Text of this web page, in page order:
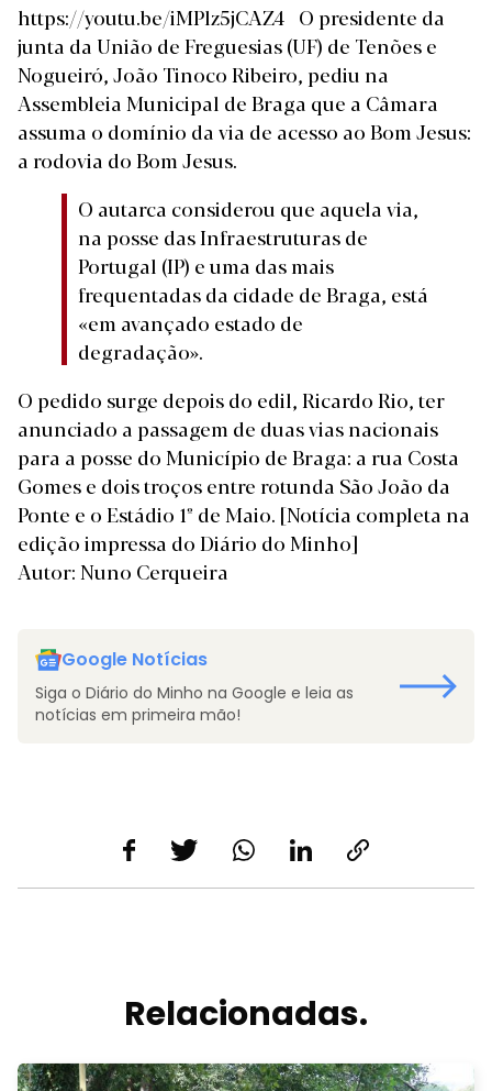
https://youtu.be/iMPlz5jCAZ4 O presidente da
junta da União de Freguesias (UF) de Tenões e
Nogueiró, João Tinoco Ribeiro, pediu na
Assembleia Municipal de Braga que a Câmara
assuma o domínio da via de acesso ao Bom Jesus:
a rodovia do Bom Jesus.
O autarca considerou que aquela via,
na posse das Infraestruturas de
Portugal (IP) e uma das mais
frequentadas da cidade de Braga, está
«em avançado estado de
degradação».
O pedido surge depois do edil, Ricardo Rio, ter
anunciado a passagem de duas vias nacionais
para a posse do Município de Braga: a rua Costa
Gomes e dois troços entre rotunda São João da
Ponte e o Estádio 1º de Maio. [Notícia completa na
edição impressa do Diário do Minho]
Autor: Nuno Cerqueira
Google Notícias
Siga o Diário do Minho na Google e leia as
notícias em primeira mão!
Relacionadas.